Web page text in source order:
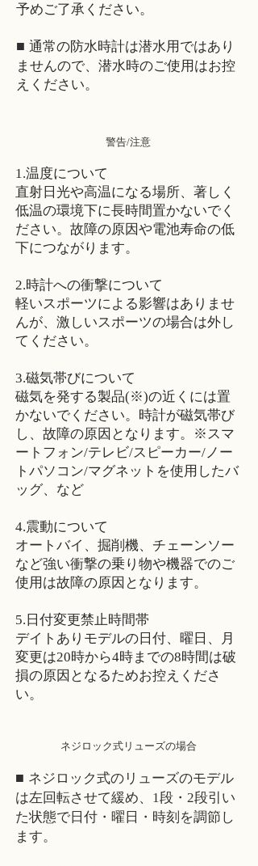
予めご了承ください。
■ 通常の防水時計は潜水用ではあり
ませんので、潜水時のご使用はお控
えください。
警告/注意
1.温度について
直射日光や高温になる場所、著しく
低温の環境下に長時間置かないでく
ださい。故障の原因や電池寿命の低
下につながります。
2.時計への衝撃について
軽いスポーツによる影響はありませ
んが、激しいスポーツの場合は外し
てください。
3.磁気帯びについて
磁気を発する製品(※)の近くには置
かないでください。時計が磁気帯び
し、故障の原因となります。※スマ
ートフォン/テレビ/スピーカー/ノー
トパソコン/マグネットを使用したバ
ッグ、など
4.震動について
オートバイ、掘削機、チェーンソー
など強い衝撃の乗り物や機器でのご
使用は故障の原因となります。
5.日付変更禁止時間帯
デイトありモデルの日付、曜日、月
変更は20時から4時までの8時間は破
損の原因となるためお控えくださ
い。
ネジロック式リューズの場合
■ ネジロック式のリューズのモデル
は左回転させて緩め、1段・2段引い
た状態で日付・曜日・時刻を調節し
ます。